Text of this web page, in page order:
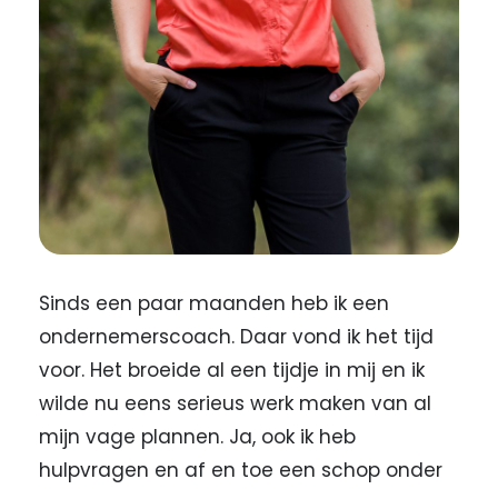
Sinds een paar maanden heb ik een
ondernemerscoach. Daar vond ik het tijd
voor. Het broeide al een tijdje in mij en ik
wilde nu eens serieus werk maken van al
mijn vage plannen. Ja, ook ik heb
hulpvragen en af en toe een schop onder